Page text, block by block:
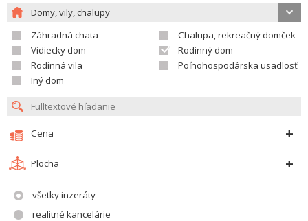
Domy, vily, chalupy
Záhradná chata
Chalupa, rekreačný domček
Vidiecky dom
Rodinný dom
Rodinná vila
Poľnohospodárska usadlosť
Iný dom
Cena
Plocha
všetky inzeráty
realitné kancelárie